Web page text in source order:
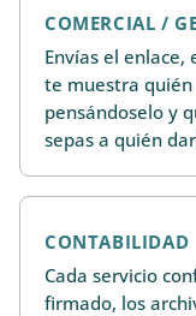
COMERCIAL /
Envías el
te muestra
pensándoselo y
sepas a quién
CONTABILIDAD
Cada servicio
firmado, los